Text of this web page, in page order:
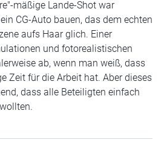
mäßige Lande-Shot war
CG-Auto bauen, das dem echten
aufs Haar glich. Einer
und fotorealistischen
ab, wenn man weiß, dass
Zeit für die Arbeit hat. Aber dieses
dass alle Beteiligten einfach